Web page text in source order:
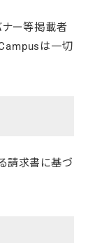
ー等掲載者
は一切
請求書に基づ